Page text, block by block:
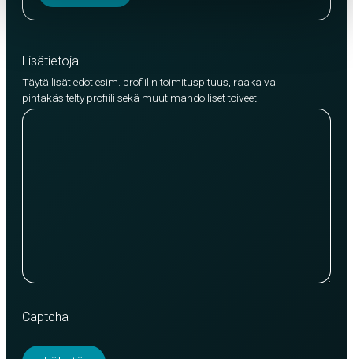
Lisätietoja
Täytä lisätiedot esim. profiilin toimituspituus, raaka vai
pintakäsitelty profiili sekä muut mahdolliset toiveet.
Captcha